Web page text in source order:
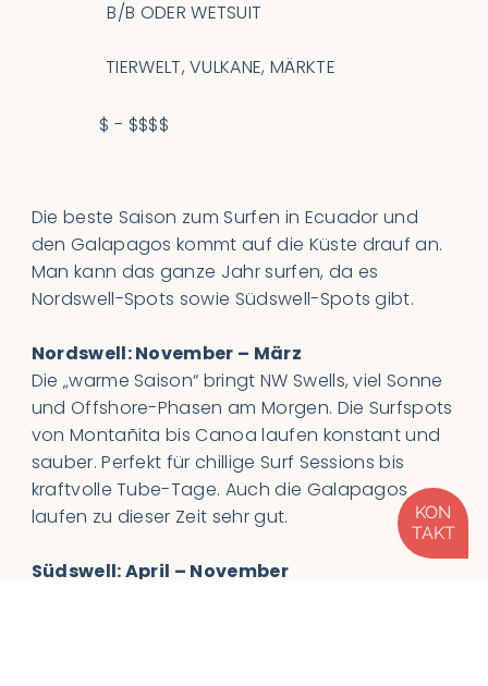
Die beste Saison zum Surfen in Ecuador und
den Galapagos kommt auf die Küste drauf an.
Man kann das ganze Jahr surfen, da es
Nordswell-Spots sowie Südswell-Spots gibt.
Nordswell: November – März
Die „warme Saison“ bringt NW Swells, viel Sonne
und Offshore-Phasen am Morgen. Die Surfspots
von Montañita bis Canoa laufen konstant und
sauber. Perfekt für chillige Surf Sessions bis
kraftvolle Tube-Tage. Auch die Galapagos
laufen zu dieser Zeit sehr gut.
Südswell: April – November
B/B ODER WETSUIT
TIERWELT, VULKANE, MÄRKTE
$ - $$$$
KON
TAKT